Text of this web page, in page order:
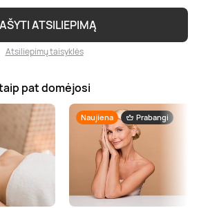
ATSILIEPIMĄ
Atsiliepimų taisyklės
pat domėjosi
Naujiena Prabangi